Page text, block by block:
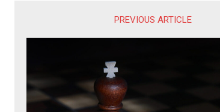
PREVIOUS ARTICLE